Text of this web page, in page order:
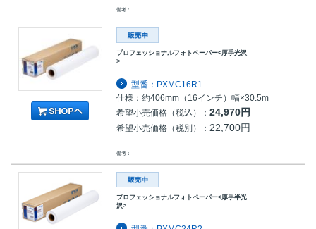
備考：
プロフェッショナルフォトペーパー<厚手光沢
>
型番：PXMC16R1
仕様：約406mm（16インチ）幅×30.5m
希望小売価格（税込）： 24,970円
希望小売価格（税別）： 22,700円
備考：
プロフェッショナルフォトペーパー<厚手半光
沢>